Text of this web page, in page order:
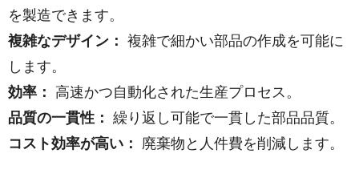
を製造できます。
複雑なデザイン： 複雑で細かい部品の作成を可能に
します。
効率： 高速かつ自動化された生産プロセス。
品質の一貫性： 繰り返し可能で一貫した部品品質。
コスト効率が高い： 廃棄物と人件費を削減します。